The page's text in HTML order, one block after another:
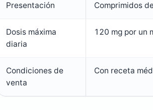
Presentación Comprimidos
Dosis máxima
diaria
120 mg por un
Condiciones de
venta
Con receta